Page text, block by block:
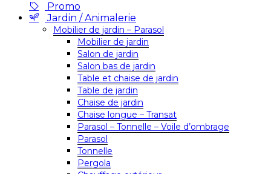
Promo
Jardin / Animalerie
Mobilier de jardin – Parasol
Mobilier de jardin
Salon de jardin
Salon bas de jardin
Table et chaise de jardin
Table de jardin
Chaise de jardin
Chaise longue – Transat
Parasol – Tonnelle – Voile d’ombrage
Parasol
Tonnelle
Pergola